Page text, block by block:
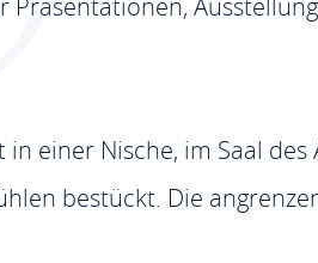
einer Nische, im Saal des
bestückt. Die